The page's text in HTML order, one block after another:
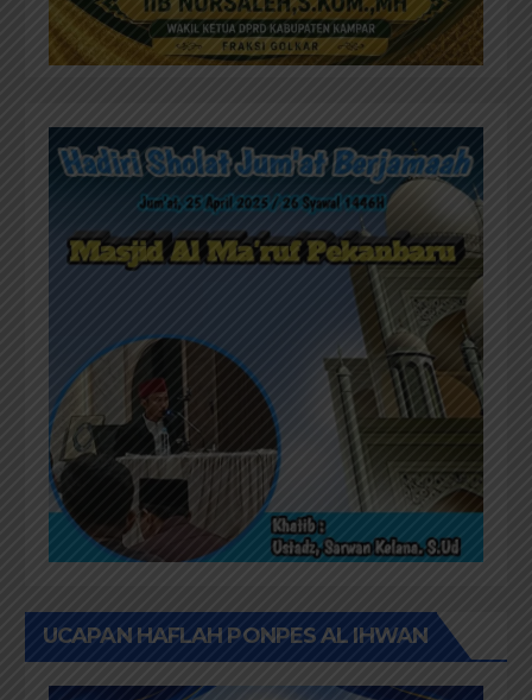
UCAPAN HAFLAH PONPES AL IHWAN